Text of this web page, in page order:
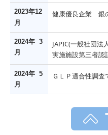
2023年12
月
健康優良企業 銀
2024年 3
月
JAPIC(一般社団法
実施施設第三者認
2024年 5
月
ＧＬＰ適合性調